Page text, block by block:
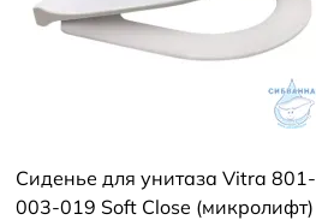
Сиденье для унитаза Vitra 801-
003-019 Soft Close (микролифт)